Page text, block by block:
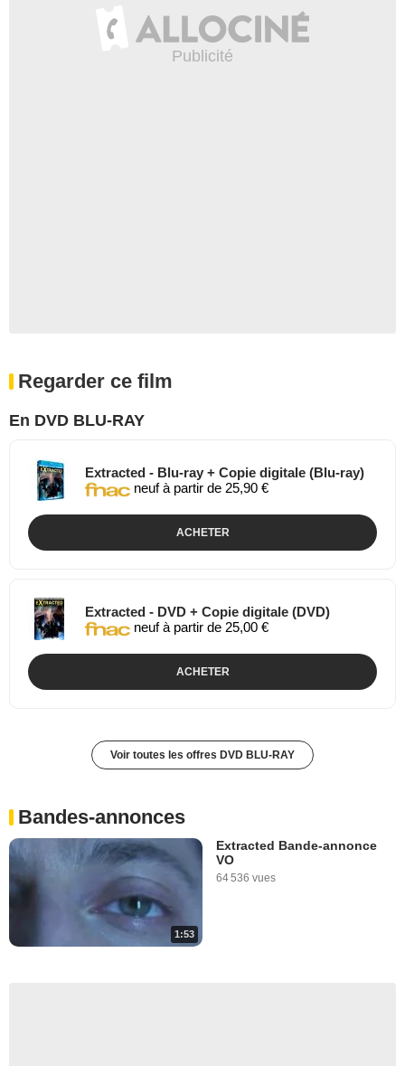
Regarder ce film
En DVD BLU-RAY
Extracted - Blu-ray + Copie digitale (Blu-ray)
neuf à partir de 25,90 €
ACHETER
Extracted - DVD + Copie digitale (DVD)
neuf à partir de 25,00 €
ACHETER
Voir toutes les offres DVD BLU-RAY
Bandes-annonces
1:53
Extracted Bande-annonce
VO
64 536 vues